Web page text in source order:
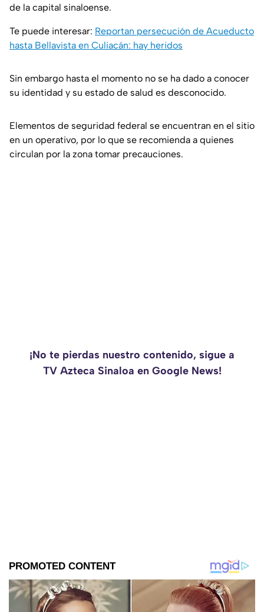
de la capital sinaloense.
Te puede interesar: Reportan persecución de Acueducto
hasta Bellavista en Culiacán: hay heridos
Sin embargo hasta el momento no se ha dado a conocer
su identidad y su estado de salud es desconocido.
Elementos de seguridad federal se encuentran en el sitio
en un operativo, por lo que se recomienda a quienes
circulan por la zona tomar precauciones.
¡No te pierdas nuestro contenido, sigue a
TV Azteca Sinaloa en Google News!